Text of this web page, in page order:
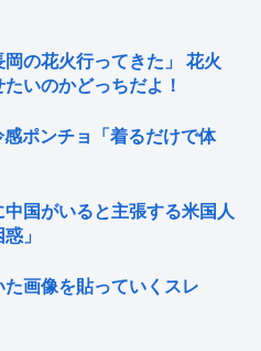
岡の花火行ってきた」 花火
いのかどっちだよ！
ポンチョ「着るだけで体
国がいると主張する米国人
」
た画像を貼っていくスレ